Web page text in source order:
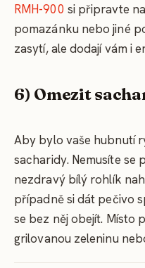
RMH-900 si připravte
pomazánku nebo jiné
zasytí, ale dodají vám i
6) Omezit
Aby bylo vaše hubnutí
sacharidy. Nemusíte se
nezdravý bílý rohlík
případně si dát pečivo
se bez něj obejít. Místo
grilovanou zeleninu